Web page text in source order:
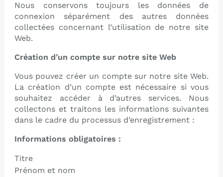
Nous conservons toujours les données de
connexion séparément des autres données
collectées concernant l’utilisation de notre site
Web.
Création d’un compte sur notre site Web
Vous pouvez créer un compte sur notre site Web.
La création d’un compte est nécessaire si vous
souhaitez accéder à d’autres services. Nous
collectons et traitons les informations suivantes
dans le cadre du processus d’enregistrement :
Informations obligatoires :
Titre
Prénom et nom